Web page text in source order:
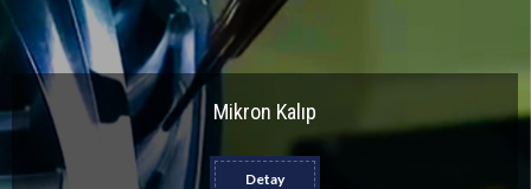
Mikron Kalıp
Detay